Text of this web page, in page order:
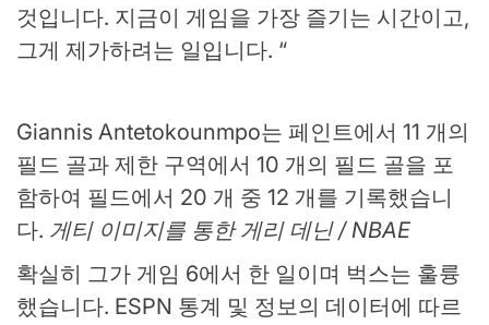
것입니다. 지금이 게임을 가장 즐기는 시간이고,
그게 제가하려는 일입니다. “
Giannis Antetokounmpo는 페인트에서 11 개의
필드 골과 제한 구역에서 10 개의 필드 골을 포
함하여 필드에서 20 개 중 12 개를 기록했습니
다. 게티 이미지를 통한 게리 데닌 / NBAE
확실히 그가 게임 6에서 한 일이며 벅스는 훌륭
했습니다. ESPN 통계 및 정보의 데이터에 따르